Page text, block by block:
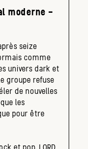
moderne –
seize
comme
univers dark et
groupe refuse
de nouvelles
les
pour être